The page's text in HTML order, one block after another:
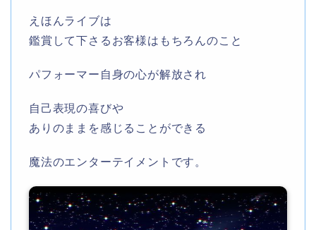
えほんライブは
鑑賞して下さるお客様はもちろんのこと
パフォーマー自身の心が解放され
自己表現の喜びや
ありのままを感じることができる
魔法のエンターテイメントです。